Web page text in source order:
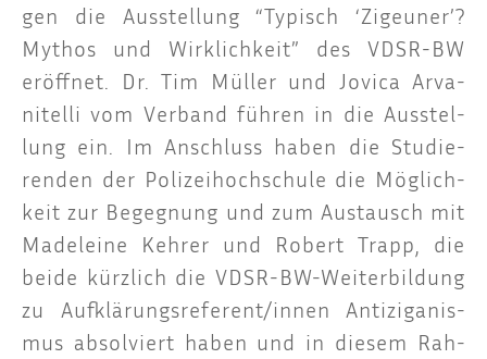
gen die Aus­stel­lung “Typisch ‘Zigeu­ner’?
Mythos und Wirk­lich­keit” des VDSR-BW
eröff­net. Dr. Tim Mül­ler und Jovica Arva­
nitel­li vom Ver­band füh­ren in die Aus­stel­
lung ein. Im Anschluss haben die Stu­die­
ren­den der Poli­zei­hoch­schu­le die Mög­lich­
keit zur Begeg­nung und zum Aus­tausch mit
Made­lei­ne Keh­rer und Robert Trapp, die
bei­de kürz­lich die VDSR-BW-Wei­ter­bil­dung
zu Aufklärungsreferent/innen Anti­zi­ga­nis­
mus absol­viert haben und in die­sem Rah­